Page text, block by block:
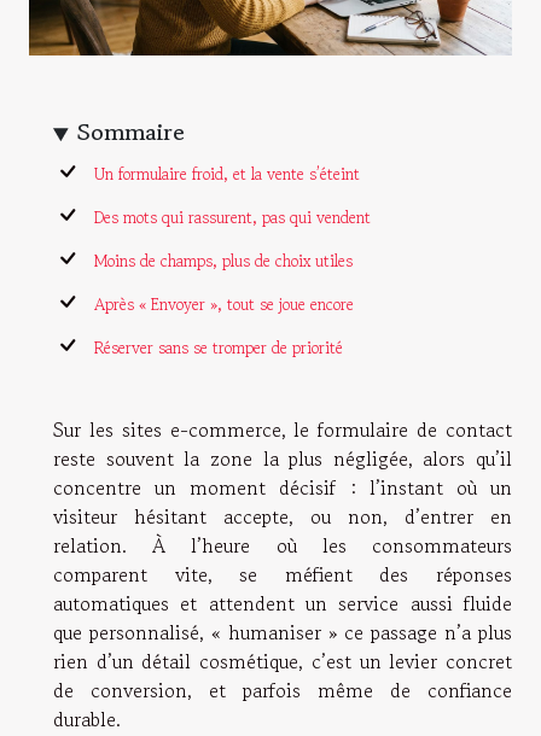
Sommaire
Un formulaire froid, et la vente s’éteint
Des mots qui rassurent, pas qui vendent
Moins de champs, plus de choix utiles
Après « Envoyer », tout se joue encore
Réserver sans se tromper de priorité
Sur les sites e-commerce, le formulaire de contact
reste souvent la zone la plus négligée, alors qu’il
concentre un moment décisif : l’instant où un
visiteur hésitant accepte, ou non, d’entrer en
relation. À l’heure où les consommateurs
comparent vite, se méfient des réponses
automatiques et attendent un service aussi fluide
que personnalisé, « humaniser » ce passage n’a plus
rien d’un détail cosmétique, c’est un levier concret
de conversion, et parfois même de confiance
durable.